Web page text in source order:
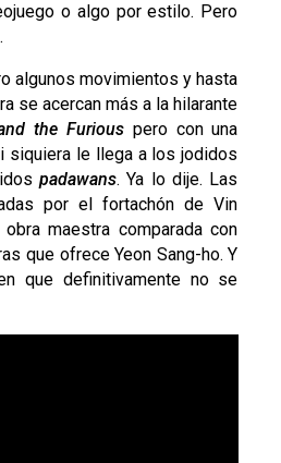
o algo por estilo. Pero
algunos movimientos y hasta
se acercan más a la hilarante
the Furiouspero con una
siquiera le llega a los jodidos
padawans. Ya lo dije. Las
por el fortachón de Vin
maestra comparada con
que ofrece Yeon Sang-ho. Y
que definitivamente no se